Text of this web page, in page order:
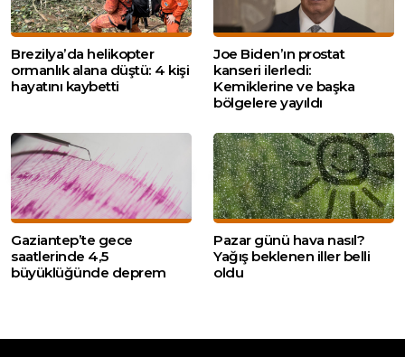
Brezilya’da helikopter
ormanlık alana düştü: 4 kişi
hayatını kaybetti
Joe Biden’ın prostat
kanseri ilerledi:
Kemiklerine ve başka
bölgelere yayıldı
Gaziantep’te gece
saatlerinde 4,5
büyüklüğünde deprem
Pazar günü hava nasıl?
Yağış beklenen iller belli
oldu